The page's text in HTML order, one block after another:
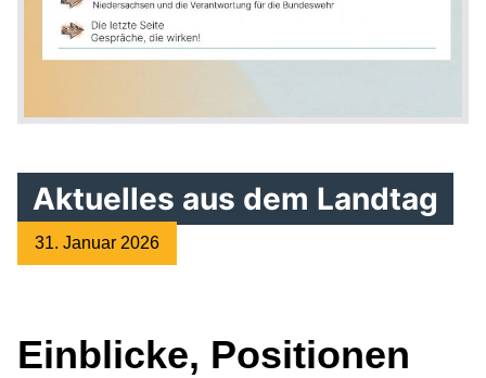
Aktuelles aus dem Landtag
31. Januar 2026
Einblicke, Positionen